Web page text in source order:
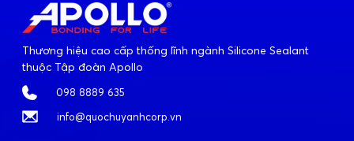
Thương hiệu cao cấp thống lĩnh ngành Silicone Sealant
thuộc Tập đoàn Apollo
098 8889 635
info@quochuyanhcorp.vn